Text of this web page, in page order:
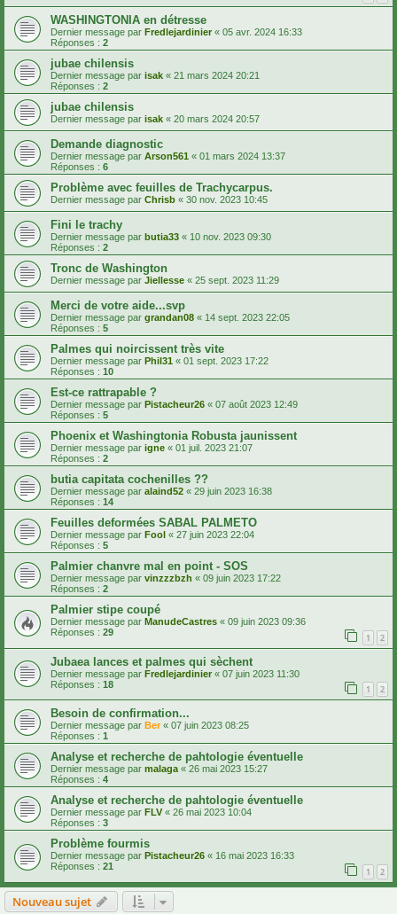
WASHINGTONIA en détresse
Dernier message par Fredlejardinier« 05 avr. 2024 16:33
Réponses : 2
jubae chilensis
Dernier message par isak « 21 mars 2024 20:21
Réponses : 2
jubae chilensis
Dernier message par isak « 20 mars 2024 20:57
Demande diagnostic
Dernier message par Arson561 « 01 mars 2024 13:37
Réponses : 6
Problème avec feuilles de Trachycarpus.
Dernier message par Chrisb « 30 nov. 2023 10:45
Fini le trachy
Dernier message par butia33 « 10 nov. 2023 09:30
Réponses : 2
Tronc de Washington
Dernier message par Jiellesse « 25 sept. 2023 11:29
Merci de votre aide...svp
Dernier message par grandan08 « 14 sept. 2023 22:05
Réponses : 5
Palmes qui noircissent très vite
Dernier message par Phil31 « 01 sept. 2023 17:22
Réponses : 10
Est-ce rattrapable ?
Dernier message par Pistacheur26 « 07 août 2023 12:49
Réponses : 5
Phoenix et Washingtonia Robusta jaunissent
Dernier message par igne « 01 juil. 2023 21:07
Réponses : 2
butia capitata cochenilles ??
Dernier message par alaind52 « 29 juin 2023 16:38
Réponses : 14
Feuilles deformées SABAL PALMETO
Dernier message par Fool « 27 juin 2023 22:04
Réponses : 5
Palmier chanvre mal en point - SOS
Dernier message par vinzzzbzh « 09 juin 2023 17:22
Réponses : 2
Palmier stipe coupé
Dernier message par ManudeCastres « 09 juin 2023 09:36
Réponses : 29 1 2
Jubaea lances et palmes qui sèchent
Dernier message par Fredlejardinier « 07 juin 2023 11:30
Réponses : 18 1 2
Besoin de confirmation...
Dernier message par Ber« 07 juin 2023 08:25
Réponses : 1
Analyse et recherche de pahtologie éventuelle
Dernier message par malaga « 26 mai 2023 15:27
Réponses : 4
Analyse et recherche de pahtologie éventuelle
Dernier message par FLV « 26 mai 2023 10:04
Réponses : 3
Problème fourmis
Dernier message par Pistacheur26 « 16 mai 2023 16:33
Réponses : 21 1 2
Nouveau sujet